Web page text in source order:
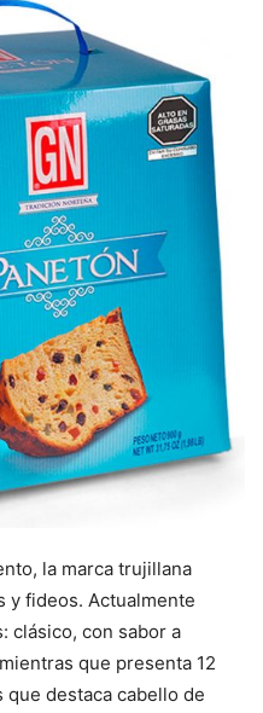
la marca trujillana
y fideos. Actualmente
clásico, con sabor a
que presenta 12
destaca cabello de